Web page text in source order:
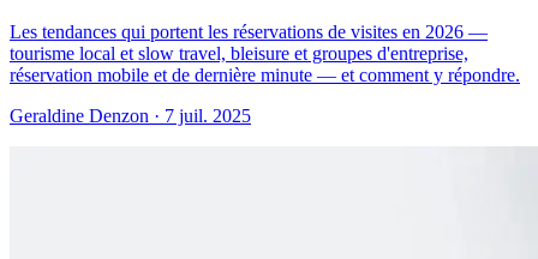
Les tendances qui portent les réservations de visites en 2026 —
tourisme local et slow travel, bleisure et groupes d'entreprise,
réservation mobile et de dernière minute — et comment y répondre.
Geraldine Denzon · 7 juil. 2025